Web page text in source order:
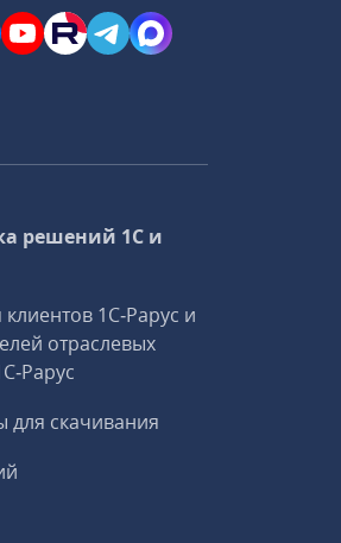
решений 1С и
1С‑Рарус и
отраслевых
для скачивания